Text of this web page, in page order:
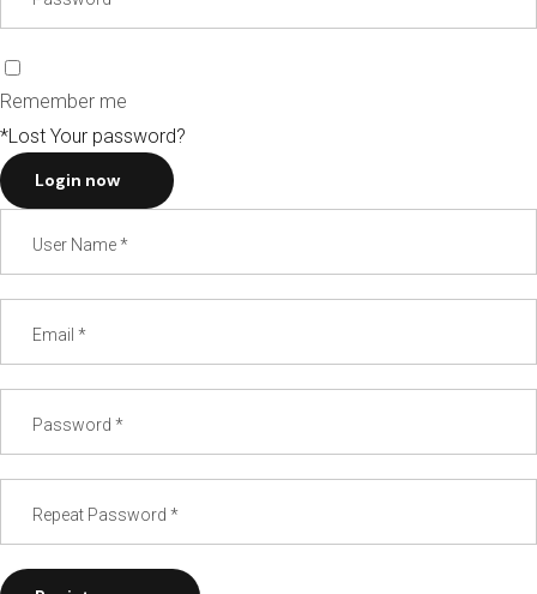
Remember me
*Lost Your password?
Login now